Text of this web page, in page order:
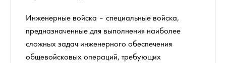
Инженерные войска – специальные войска,
предназначенные для выполнения наиболее
сложных задач инженерного обеспечения
общевойсковых операций, требующих